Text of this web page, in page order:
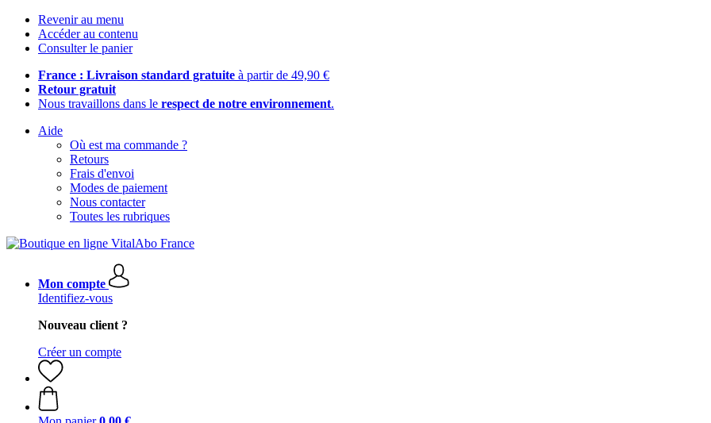
Revenir au menu
Accéder au contenu
Consulter le panier
France : Livraison standard gratuite à partir de 49,90 €
Retour gratuit
Nous travaillons dans le respect de notre environnement.
Aide
Où est ma commande ?
Retours
Frais d'envoi
Modes de paiement
Nous contacter
Toutes les rubriques
Mon compte
Identifiez-vous
Nouveau client ?
Créer un compte